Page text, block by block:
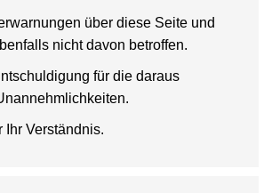
über diese Seite und
nicht davon betroffen.
für die daraus
Ihr Verständnis.